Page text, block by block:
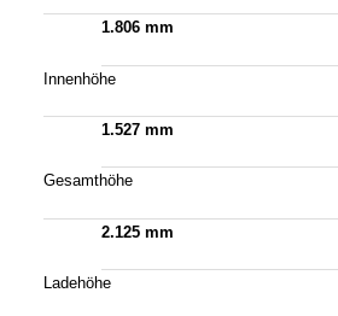
1.806 mm
Innenhöhe
1.527 mm
Gesamthöhe
2.125 mm
Ladehöhe